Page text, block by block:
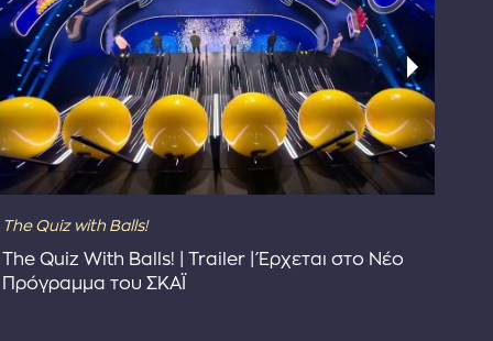
The Quiz with Balls!
The Quiz With Balls! | Trailer | Έρχεται στο Νέο
Πρόγραμμα του ΣΚΑΪ